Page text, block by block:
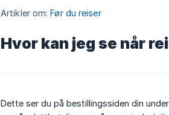
Artikler om: Før du reiser
Hvor kan jeg se når
Dette ser du på bestillingssiden din